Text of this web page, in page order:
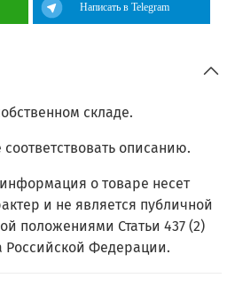
Написать в Telegram
складе.
описанию.
о товаре несет
и не является публичной
положениями Статьи 437 (2)
Российской Федерации.